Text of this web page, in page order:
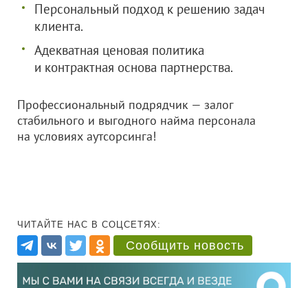
Персональный подход к решению задач
клиента.
Адекватная ценовая политика
и контрактная основа партнерства.
Профессиональный подрядчик — залог
стабильного и выгодного найма персонала
на условиях аутсорсинга!
ЧИТАЙТЕ НАС В СОЦСЕТЯХ:
Сообщить новость